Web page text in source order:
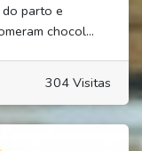
do parto e
chocol...
304 Visitas